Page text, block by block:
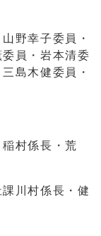
野幸子委員・
員・岩本清委
島木健委員・
村係長・荒
川村係長・健